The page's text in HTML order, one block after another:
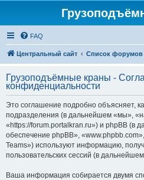
FAQ
Центральный сайт Список форумов
Грузоподъёмные краны -
конфиденциальности
Это соглашение подробно объясняет,
подразделения (в дальнейшем «мы»,
«https://forum.portalkran.ru») и phpBB (в
обеспечение phpBB»,
Teams») используют информацию,
пользовательских сессий (в
Ваша информация собирается двумя